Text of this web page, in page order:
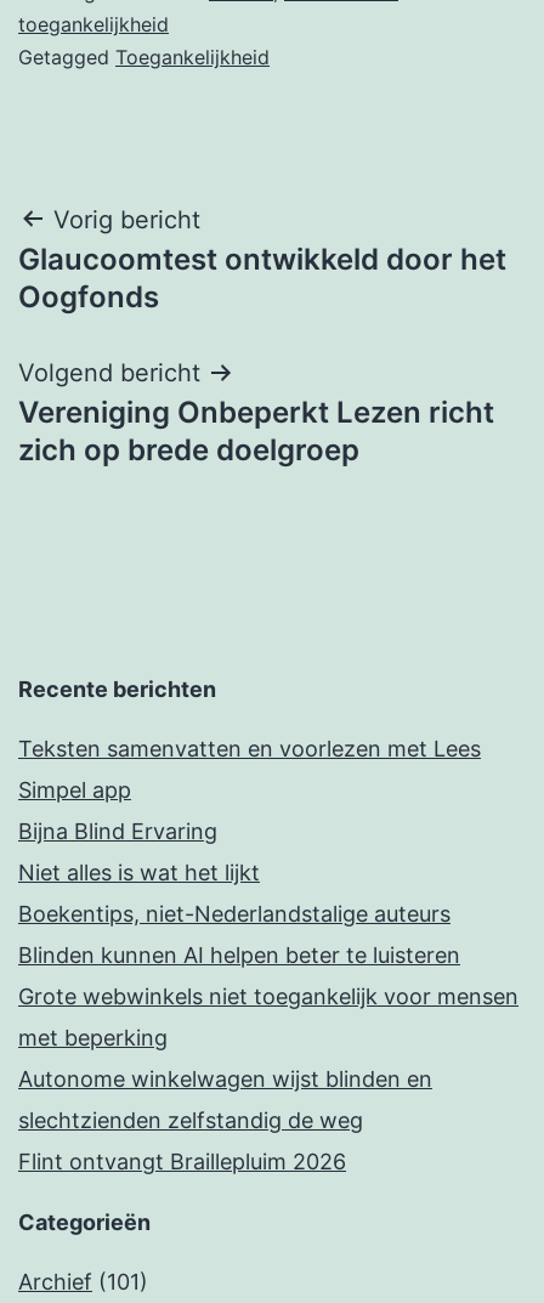
toegankelijkheid
Getagged Toegankelijkheid
Bericht
navigatie
Vorig bericht
Glaucoomtest ontwikkeld door het
Oogfonds
Volgend bericht
Vereniging Onbeperkt Lezen richt
zich op brede doelgroep
Recente berichten
Teksten samenvatten en voorlezen met Lees
Simpel app
Bijna Blind Ervaring
Niet alles is wat het lijkt
Boekentips, niet-Nederlandstalige auteurs
Blinden kunnen AI helpen beter te luisteren
Grote webwinkels niet toegankelijk voor mensen
met beperking
Autonome winkelwagen wijst blinden en
slechtzienden zelfstandig de weg
Flint ontvangt Braillepluim 2026
Categorieën
Archief (101)